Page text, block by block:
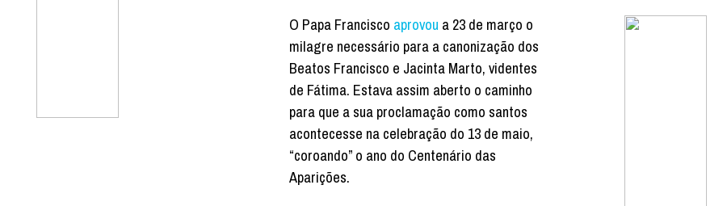
O Papa Francisco aprovou a 23 de março o
milagre necessário para a canonização dos
Beatos Francisco e Jacinta Marto, videntes
de Fátima. Estava assim aberto o caminho
para que a sua proclamação como santos
acontecesse na celebração do 13 de maio,
“coroando” o ano do Centenário das
Aparições.